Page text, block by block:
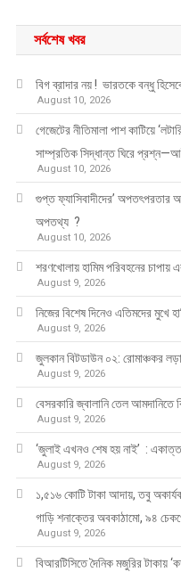
সর্বশেষ খবর
বিগ ব্রাদার নয় ! ভারতকে বন্ধু
August 10, 2026
গেজেটের নীতিমালা পাশ কাটিয়ে
সাম্প্রতিক সিদ্ধান্ত ঘিরে
August 10, 2026
গুপ্ত ফ্যাসিবাদীদের’ অপতৎপরতার
অপতথ্য ?
August 10, 2026
শরণখোলায় হামিম পরিবহনের
August 9, 2026
নিজের বিশেষ দিনেও এতিমদের মুখে
August 9, 2026
জুলকান বিটডাউন ০২: রোমাঞ্চকর
August 9, 2026
বেসরকারি জ্বালানি তেল আমদানিতে
August 9, 2026
‘জুলাই এখনও শেষ হয় নাই’ :
August 9, 2026
১,৫১৬ কোটি টাকা আদায়, তবু
গাড়ি শনাক্তের অবকাঠামো, ৯৪
August 9, 2026
বিআরটিসিতে দৈনিক মজুরির টাকায়